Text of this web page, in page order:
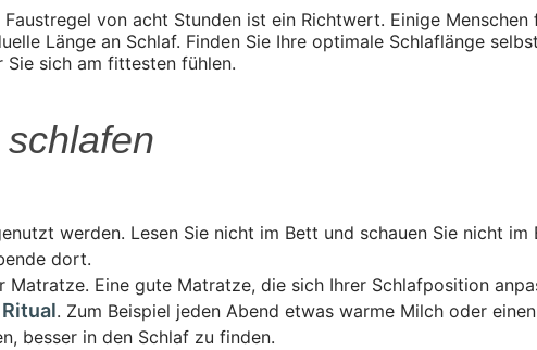
von acht Stunden ist ein Richtwert. Einige
Länge an Schlaf. Finden Sie Ihre optimale Schlaflänge
Sie sich am fittesten fühlen.
werden. Lesen Sie nicht im Bett und schauen Sie nicht
dort.
Eine gute Matratze, die sich Ihrer Schlafposition
. Zum Beispiel jeden Abend etwas warme Milch oder
besser in den Schlaf zu finden.